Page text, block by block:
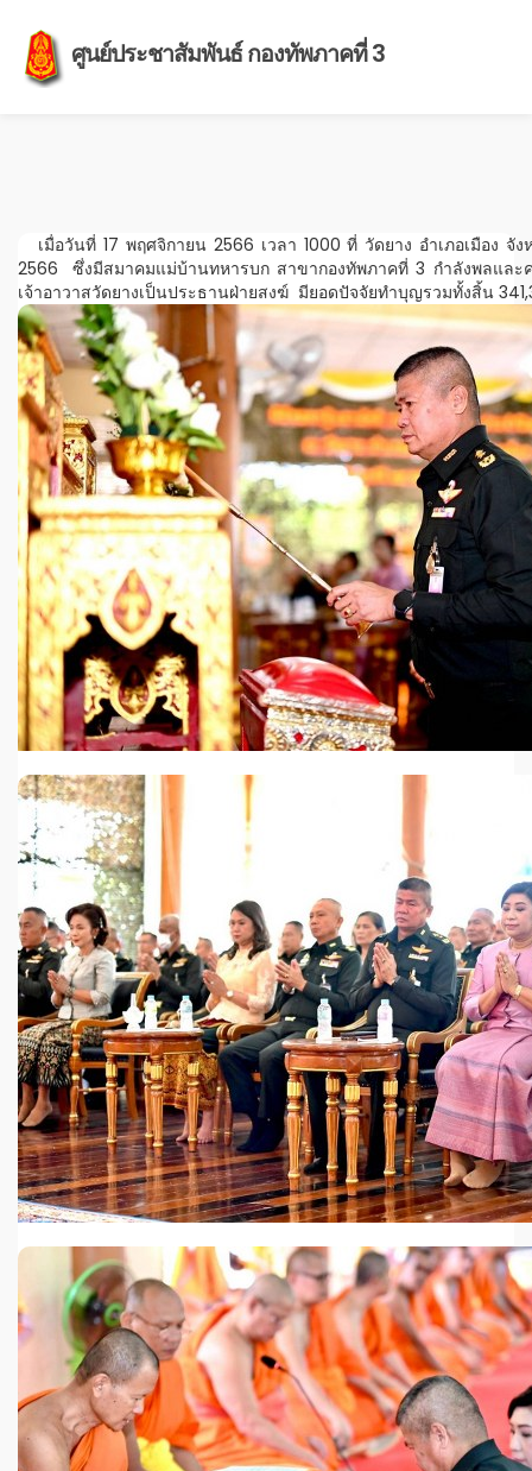
ศูนย์ประชาสัมพันธ์ กองทัพภาคที่ 3
เมื่อวันที่ 17 พฤศจิกายน 2566 เวลา 1000 ที่ วัดยาง อำเภอเมือง
2566 ซึ่งมีสมาคมแม่บ้านทหารบก สาขากองทัพภาคที่ 3 กำลังพลแล
เจ้าอาวาสวัดยางเป็นประธานฝ่ายสงฆ์ มียอดปัจจัยทำบุญรวมทั้งสิ้น